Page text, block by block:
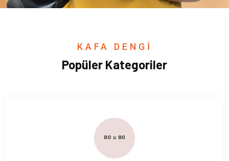
KAFA DENGİ
Popüler Kategoriler